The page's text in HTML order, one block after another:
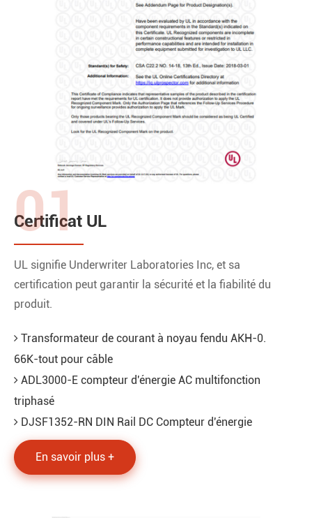
Certificat UL
01
UL signifie Underwriter Laboratories Inc, et sa
certification peut garantir la sécurité et la fiabilité du
produit.
Transformateur de courant à noyau fendu AKH-0.
66K-tout pour câble
ADL3000-E compteur d'énergie AC multifonction
triphasé
DJSF1352-RN DIN Rail DC Compteur d'énergie
En savoir plus +